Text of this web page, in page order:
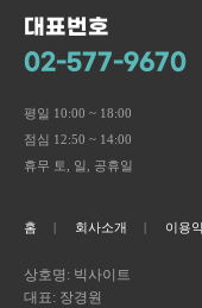
대표번호
02-577-9670
평일 10:00 ~ 18:00
점심 12:50 ~ 14:00
휴무 토, 일, 공휴일
홈 회사소개 이용
상호명: 빅사이트
대표: 장경원